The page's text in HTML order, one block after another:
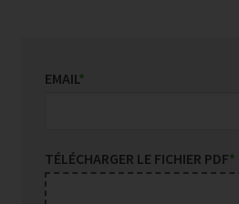
EMAIL*
TÉLÉCHARGER LE FICHIER PDF*